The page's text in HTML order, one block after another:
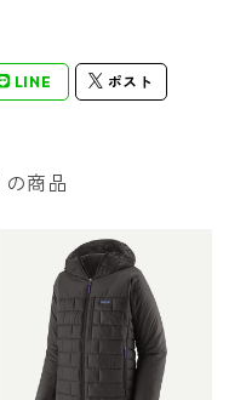
LINE ポスト
商品